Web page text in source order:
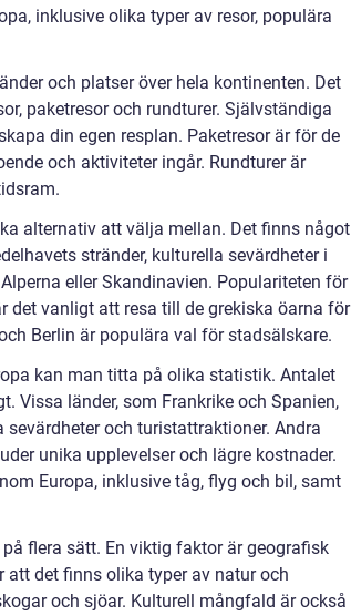
inklusive olika typer av resor, populära
och platser över hela kontinenten. Det
paketresor och rundturer. Självständiga
din egen resplan. Paketresor är för de
och aktiviteter ingår. Rundturer är
alternativ att välja mellan. Det finns något
stränder, kulturella sevärdheter i
eller Skandinavien. Populariteten för
det vanligt att resa till de grekiska öarna för
Berlin är populära val för stadsälskare.
kan man titta på olika statistik. Antalet
Vissa länder, som Frankrike och Spanien,
och turistattraktioner. Andra
unika upplevelser och lägre kostnader.
Europa, inklusive tåg, flyg och bil, samt
flera sätt. En viktig faktor är geografisk
att det finns olika typer av natur och
och sjöar. Kulturell mångfald är också